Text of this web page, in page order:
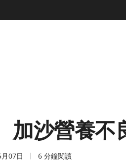
沙營養不
07日 6 分鐘閱讀